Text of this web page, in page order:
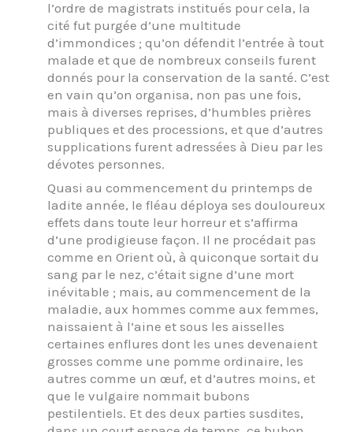
l’ordre de magistrats institués pour cela, la
cité fut purgée d’une multitude
d’immondices ; qu’on défendit l’entrée à tout
malade et que de nombreux conseils furent
donnés pour la conservation de la santé. C’est
en vain qu’on organisa, non pas une fois,
mais à diverses reprises, d’humbles prières
publiques et des processions, et que d’autres
supplications furent adressées à Dieu par les
dévotes personnes.
Quasi au commencement du printemps de
ladite année, le fléau déploya ses douloureux
effets dans toute leur horreur et s’affirma
d’une prodigieuse façon. Il ne procédait pas
comme en Orient où, à quiconque sortait du
sang par le nez, c’était signe d’une mort
inévitable ; mais, au commencement de la
maladie, aux hommes comme aux femmes,
naissaient à l’aine et sous les aisselles
certaines enflures dont les unes devenaient
grosses comme une pomme ordinaire, les
autres comme un œuf, et d’autres moins, et
que le vulgaire nommait bubons
pestilentiels. Et des deux parties susdites,